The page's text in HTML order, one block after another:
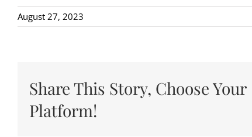
August 27, 2023
Share This Story, Choose Your
Platform!